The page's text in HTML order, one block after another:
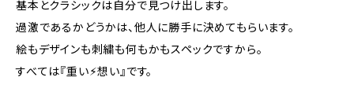
基本とクラシックは自分で見つけ出します。
過激であるかどうかは、他人に勝手に決めてもらいます。
絵もデザインも刺繍も何もかもスペックですから。
すべては『重い⚡︎想い』です。